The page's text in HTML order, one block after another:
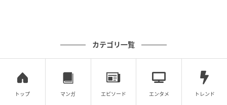
カテゴリ一覧
トップ マンガ エピソード エンタメ トレンド